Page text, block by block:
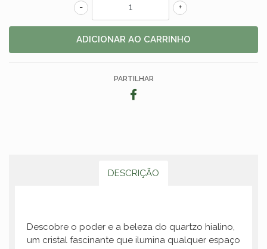
+
-
PARTILHAR
DESCRIÇÃO
Descobre o poder e a beleza do quartzo hialino,
um cristal fascinante que ilumina qualquer espaço